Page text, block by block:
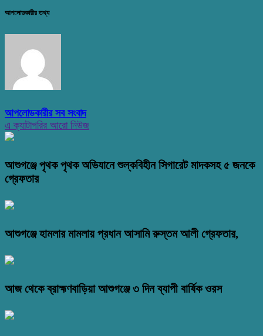
আপলোডকারীর তথ্য
আপলোডকারীর সব সংবাদ
এ ক্যাটাগরির আরো নিউজ
আশুগঞ্জে পৃথক পৃথক অভিযানে শুল্কবিহীন সিগারেট মাদকসহ ৫ জনকে
গ্রেফতার
আশুগঞ্জে হামলার মামলায় প্রধান আসামি রুস্তম আলী গ্রেফতার,
আজ থেকে ব্রাহ্মণবাড়িয়া আশুগঞ্জে ৩ দিন ব্যাপী বার্ষিক ওরস